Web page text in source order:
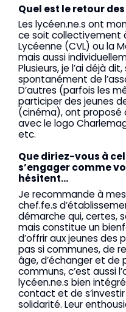
Quel est le retour
Les lycéen.ne.s ont
ce soit collectivement
Lycéenne (CVL) ou la
mais aussi
Plusieurs, je l’ai déjà
spontanément de
D’autres (parfois les
participer des jeunes
(cinéma), ont proposé
avec le logo
etc.
Que diriez-vous à
s’engager comme
hésitent…
Je recommande à
chef.fe.s
démarche qui, certes,
mais constitue un
d’offrir aux jeunes des
pas si communes, de
âge, d’échanger et de
communs, c’est aussi
lycéen.ne.s bien
contact et de
solidarité. Leur